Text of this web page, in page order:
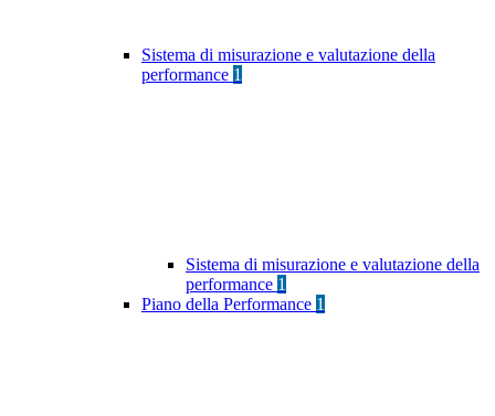
Sistema di misurazione e valutazione della
performance 1
Sistema di misurazione e valutazione della
performance 1
Piano della Performance 1